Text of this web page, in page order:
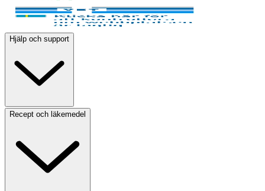
Hjälp och support
Recept och läkemedel